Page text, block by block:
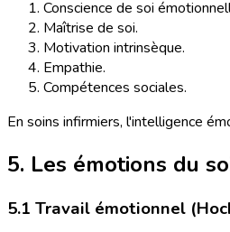
Conscience de soi
Maîtrise de soi.
Motivation intrinsèque.
Empathie.
Compétences sociales.
En soins infirmiers, l'intelligence
5. Les émotions du
5.1 Travail émotionnel